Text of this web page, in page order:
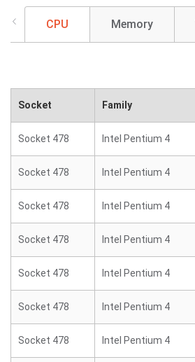
CPU Memory
Socket Family
Socket 478 Intel Pentium 4
Socket 478 Intel Pentium 4
Socket 478 Intel Pentium 4
Socket 478 Intel Pentium 4
Socket 478 Intel Pentium 4
Socket 478 Intel Pentium 4
Socket 478 Intel Pentium 4